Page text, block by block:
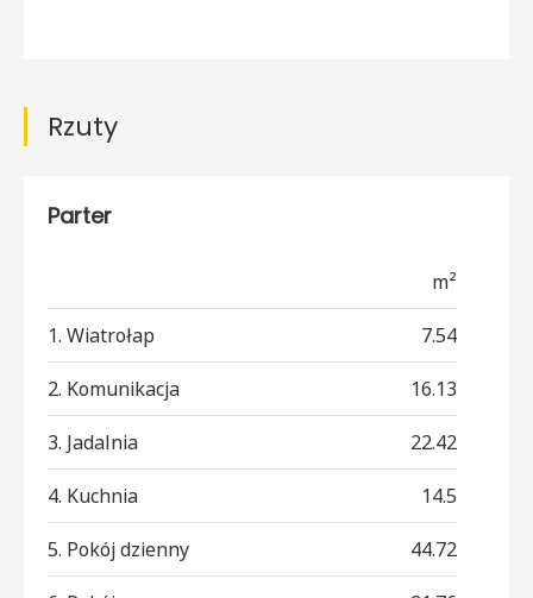
Rzuty
Parter
m²
1. Wiatrołap 7.54
2. Komunikacja 16.13
3. Jadalnia 22.42
4. Kuchnia 14.5
5. Pokój dzienny 44.72